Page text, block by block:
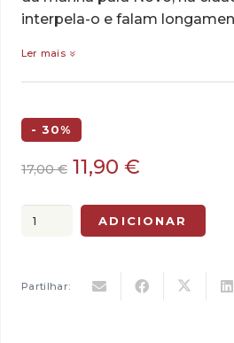
interpela-o e falam
Ler mais
- 30%
17,00€ O
original
era:
11,90 €
atual
é:
Quantidade
e
ADICIONAR
Partilhar: